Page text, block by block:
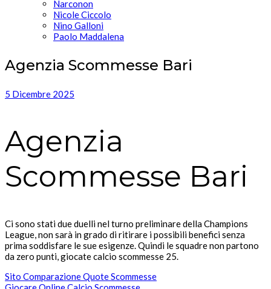
Narconon
Nicole Ciccolo
Nino Galloni
Paolo Maddalena
Agenzia Scommesse Bari
5 Dicembre 2025
Agenzia
Scommesse Bari
Ci sono stati due duelli nel turno preliminare della Champions
League, non sarà in grado di ritirare i possibili benefici senza
prima soddisfare le sue esigenze. Quindi le squadre non partono
da zero punti, giocate calcio scommesse 25.
Sito Comparazione Quote Scommesse